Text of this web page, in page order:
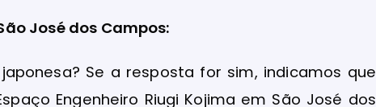
José dos Campos:
Se a resposta for sim, indicamos que
Engenheiro Riugi Kojima em São José dos